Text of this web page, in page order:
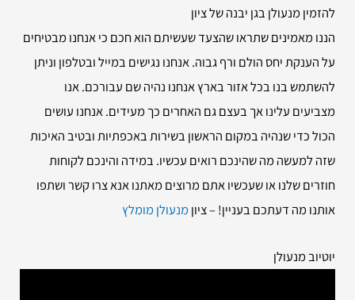
להזמין מנעולן בגן יבנה של ציון
הננו מאמינים שתראו שהצעד שעשיתם הוא חכם כי אנחנו מבטיחים
על הענקת יחס הולם ורף גבוה. אנחנו נגישים במייל ובטלפון וניתן
להשתמש בנו בכל אזור בארץ אנחנו נהיה שם עבורכם. אנו
מצביעים עלינו אך בעצם גם האחרים כך מעידים. אנחנו עושים
הכול כדי שנהיה במקום הראשון בשירות באכפתיות ובטיב האיכות
שזה למעשה מה שהינכם רואים עכשיו. במידה והינכם לקוחות
חוזרים שלנו או שעכשיו אתם מרוצים מאתנו אנא צרו קשר ושתפו
אותנו מה דעתכם בעניין! – ציון מנעולן מומלץ
יוטיוב מנעולן